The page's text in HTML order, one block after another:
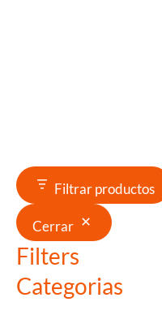
Filtrar productos
Cerrar
Filters
Categorias